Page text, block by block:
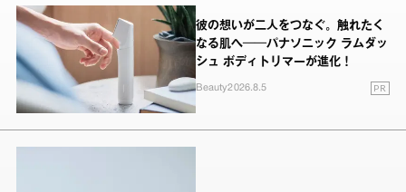
彼の想いが二人をつなぐ。触れたく
なる肌へ──パナソニック ラムダッ
シュ ボディトリマーが進化！
Beauty2026.8.5 PR